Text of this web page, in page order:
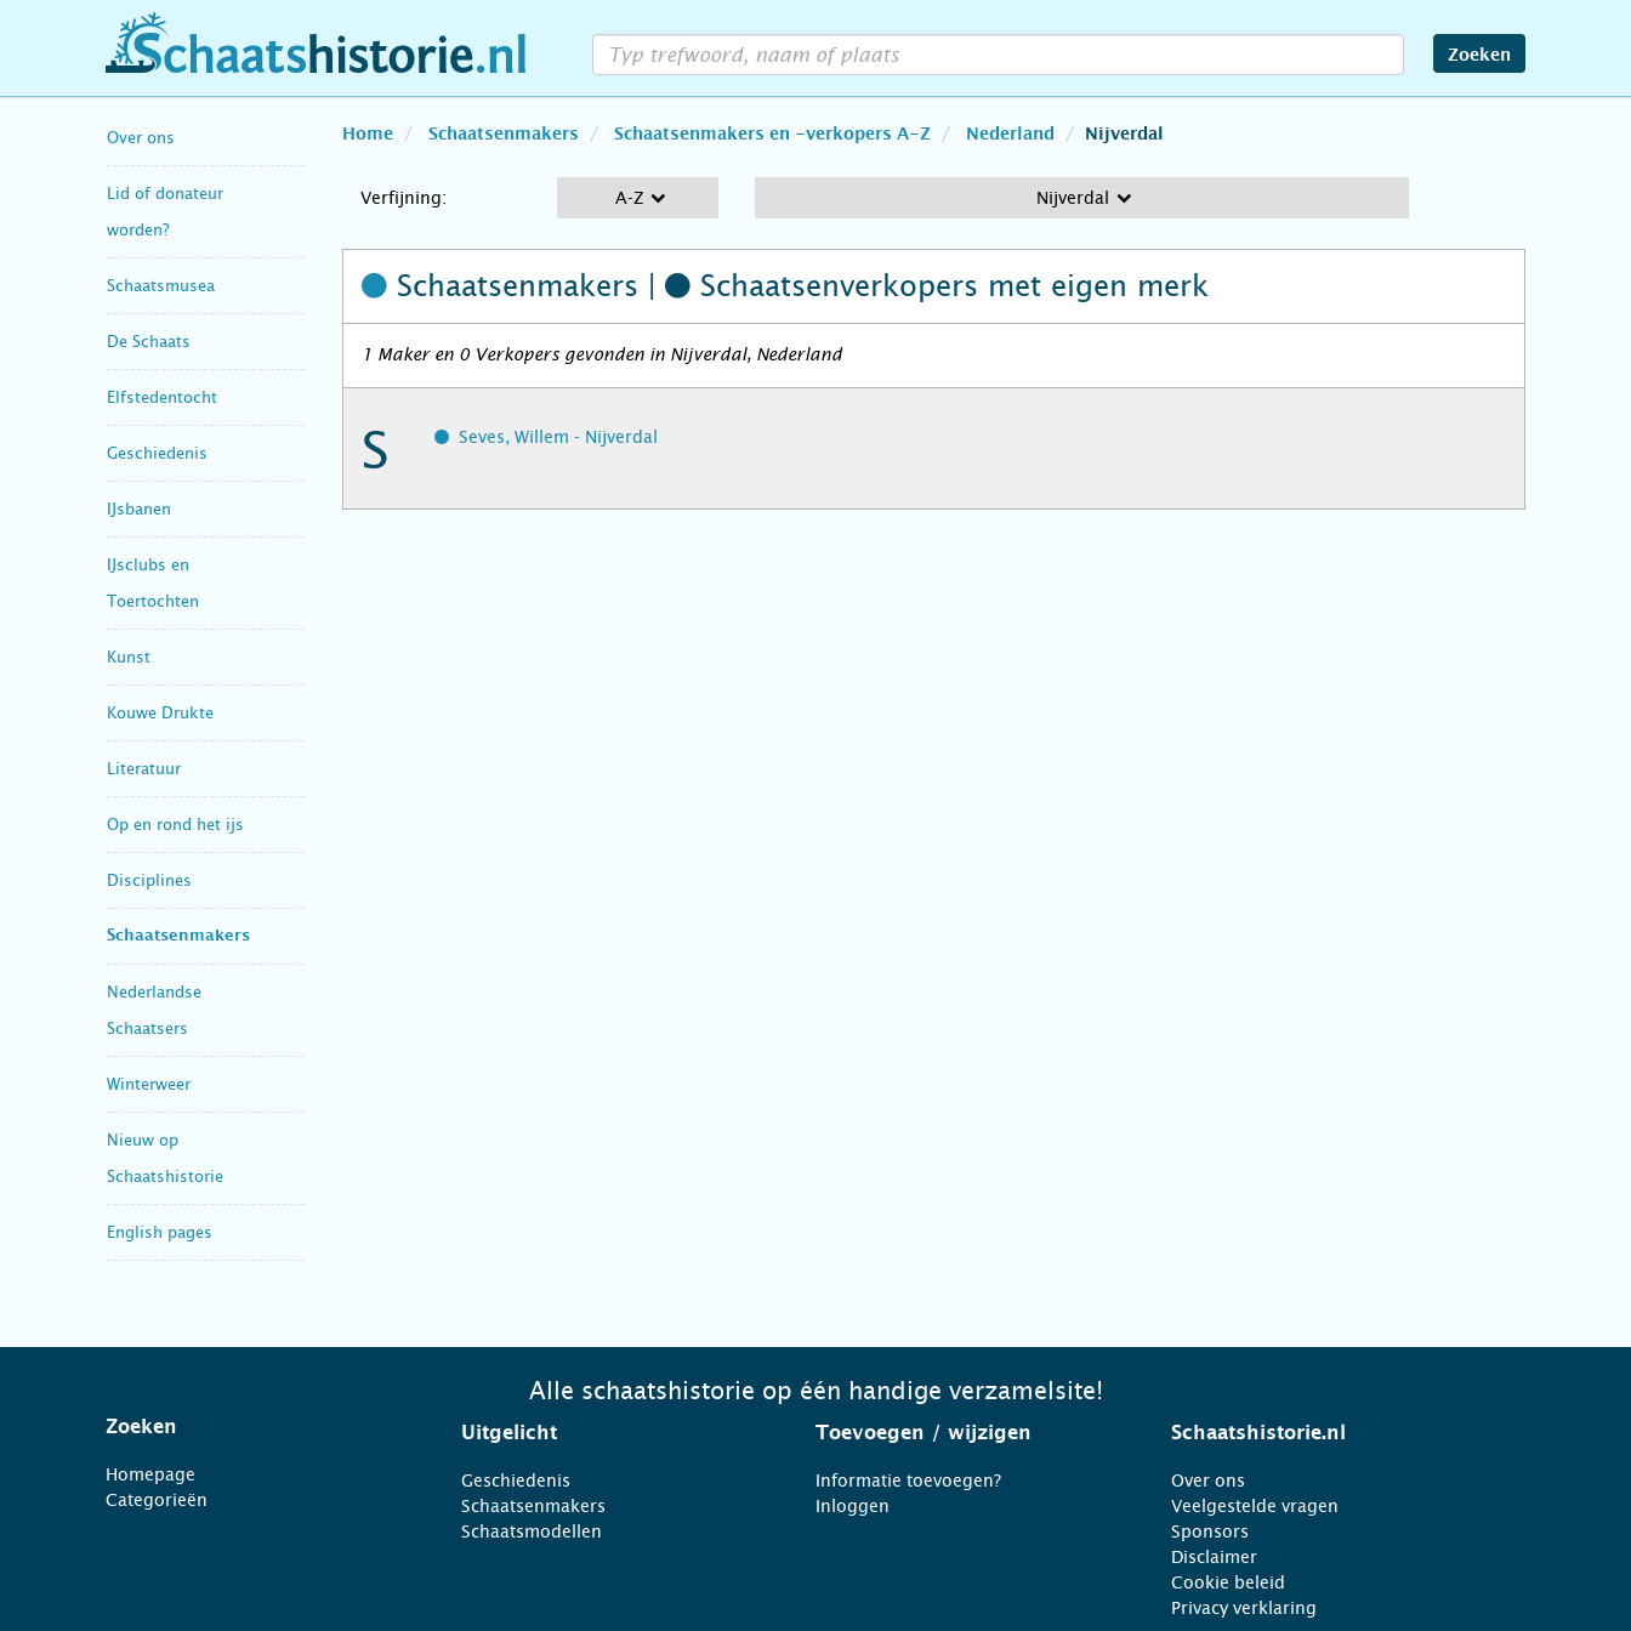
schaatshistorie.nl Zoeken
Over ons
Lid of donateur
worden?
Schaatsmusea
De Schaats
Elfstedentocht
Geschiedenis
IJsbanen
IJsclubs en
Toertochten
Kunst
Kouwe Drukte
Literatuur
Op en rond het ijs
Disciplines
Schaatsenmakers
Nederlandse
Schaatsers
Winterweer
Nieuw op
Schaatshistorie
English pages
Home Schaatsenmakers Schaatsenmakers en -verkopers A-Z Nederland Nijverdal
Verfijning: A-Z Nijverdal
Schaatsenmakers | Schaatsenverkopers met eigen merk
1 Maker en 0 Verkopers gevonden in Nijverdal, Nederland
S Seves, Willem - Nijverdal
Alle schaatshistorie op één handige verzamelsite!
Zoeken
Homepage
Categorieën
Uitgelicht
Geschiedenis
Schaatsenmakers
Schaatsmodellen
Toevoegen / wijzigen
Informatie toevoegen?
Inloggen
Schaatshistorie.nl
Over ons
Veelgestelde vragen
Sponsors
Disclaimer
Cookie beleid
Privacy verklaring